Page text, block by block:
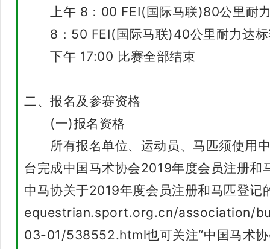
上午 8：00 FEI(国际马联)80公里耐
8：50 FEI(国际马联)40公里耐力达标
下午 17:00 比赛全部结束
二、报名及参赛资格
(一)报名资格
所有报名单位、运动员、马匹须使用
台完成中国马术协会2019年度会员注册和
中马协关于2019年度会员注册和马匹登记
equestrian.sport.org.cn/association/
03-01/538552.html也可关注“中国马术协